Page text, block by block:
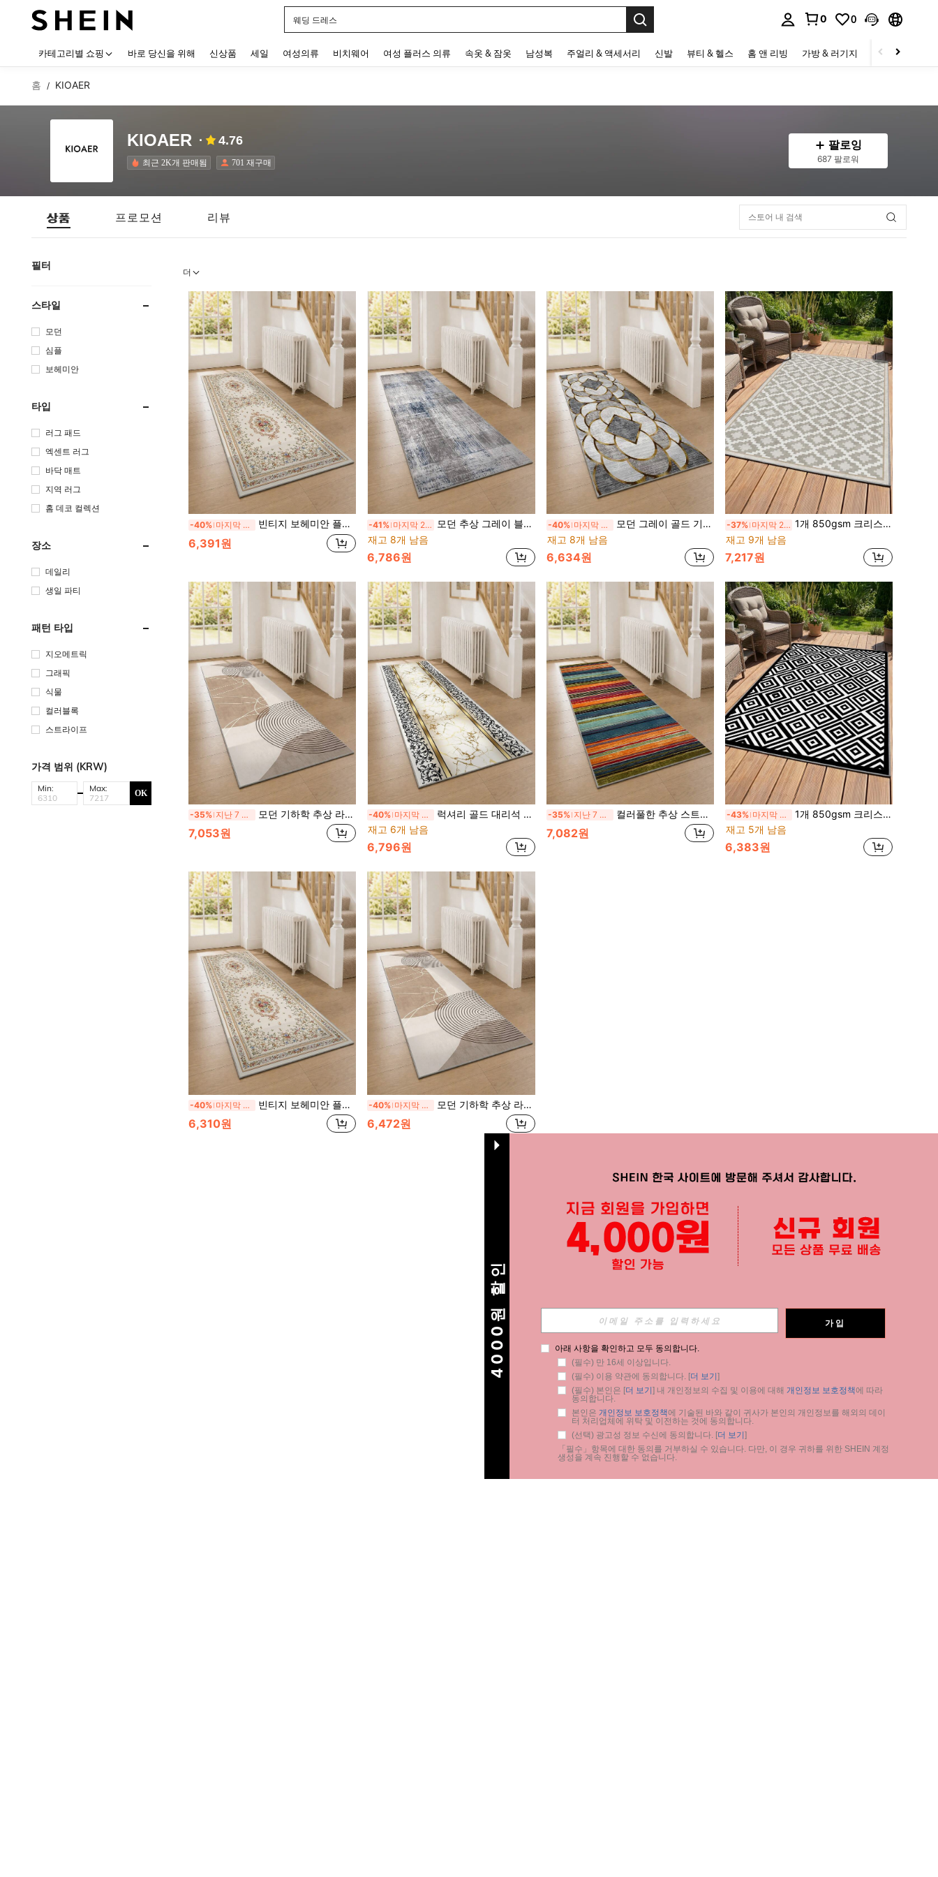
블랙 드레스
0 0
카테고리별 쇼핑 바로 당신을 위해 신상품 세일 여성의류 비치웨어 여성 플러스 의류 속옷 & 잠옷 남성복 주얼리 & 액세서리 신발 뷰티 & 헬스 홈 앤 리빙 가방 & 러기지 스포츠 & 아웃
홈 / KIOAER
KIOAER 4.76
최근 2K개 판매됨 701 재구매
팔로잉
687 팔로워
상품 프로모션 리뷰
필터
스타일
모던
심플
보헤미안
타입
러그 패드
엑센트 러그
바닥 매트
지역 러그
홈 데코 컬렉션
장소
데일리
생일 파티
패턴 타입
지오메트릭
그래픽
식물
컬러블록
스트라이프
가격 범위 (KRW)
Min: Max: OK
더
-40% 마지막 2일 빈티지 보헤미안 플로럴 러너 러그, 미끄럼 방지 젤리 백킹 세탁 가능 복도 주방 현관 & 세탁실 침대 옆 긴 카펫
6,391원
-41% 마지막 2일 모던 추상 그레이 블루 롱 러너 러그, 미끄럼 방지 젤리 백킹, 기계 세탁 가능, 복도, 주방, 현관, 세탁실 및 침대 옆에 적합
재고 8개 남음
6,786원
-40% 마지막 2일
모던 그레이 골드 기하 러너 러그, 미끄럼 방지 젤리 백킹 세탁 가능 복도 주방 현관 & 세탁실 침대 옆 긴 카펫
재고 8개 남음
6,634원
-37% 마지막 2일 1개 850gsm 크리스탈 벨벳 러그, 미끄럼 방지 실내외 카펫, 정원, 안뜰, 현관, 출입구, 데크, 발코니, 뒷마당, 가정 장식용 소프트 밑창 매트
재고 9개 남음
7,217원
-35% 지난 7 시간 모던 기하학 추상 라인 러너 러그, 미끄럼 방지 젤리 백킹 세탁 가능 복도 주방 현관 & 세탁실 침대 옆 긴 카펫
7,053원
-40% 마지막 2일
럭셔리 골드 대리석 러너 러그, 업그레이드된 미끄럼 방지 젤리 베이스 세탁 가능한 복도 주방 현관 & 세탁실 침대 옆 긴 카펫
재고 6개 남음
6,796원
-35% 지난 7 시간 컬러풀한 추상 스트라이프 러너 러그, 업그레이드된 미끄럼 방지 젤리 백킹 세탁 가능한 복도 주방 현관 & 세탁실 침대 옆 긴 카펫
7,082원
-43% 마지막 2일
1개 850gsm 크리스탈 벨벳 러그, 미끄럼 방지 실내외 카펫, 정원, 안뜰, 현관, 출입구, 데크, 발코니, 뒷마당, 가정 장식용 부드러운 바닥 매트
재고 5개 남음
6,383원
-40% 마지막 2일 빈티지 보헤미안 플로럴 러너 러그, 미끄럼 방지 젤리 백킹 세탁 가능한 복도 주방 현관 & 세탁실 침대 옆 긴 카펫
6,310원
-40% 마지막 2일 모던 기하학 추상 라인 러너 러그, 미끄럼 방지 젤리 백킹 세탁 가능한 복도 주방 현관 & 세탁실 침대 옆 긴 카펫
6,472원
4000원 할인 가입
아래 사항을 확인하고 모두 동의합니다.
(필수) 만 16세 이상입니다.
(필수) 이용 약관에 동의합니다. [더 보기 ]
(필수) 본인은 [더 보기 ] 내 개인정보의 수집 및 이용에 대해 개인정보 보호정책에 따라
동의합니다.
본인은 개인정보 보호정책에 기술된 바와 같이 귀사가 본인의 개인정보를 해외의 데이
터 처리업체에 위탁 및 이전하는 것에 동의합니다.
(선택) 광고성 정보 수신에 동의합니다. [더 보기 ]
「필수」항목에 대한 동의를 거부하실 수 있습니다. 다만, 이 경우 귀하를 위한 SHEIN 계정
생성을 계속 진행할 수 없습니다.